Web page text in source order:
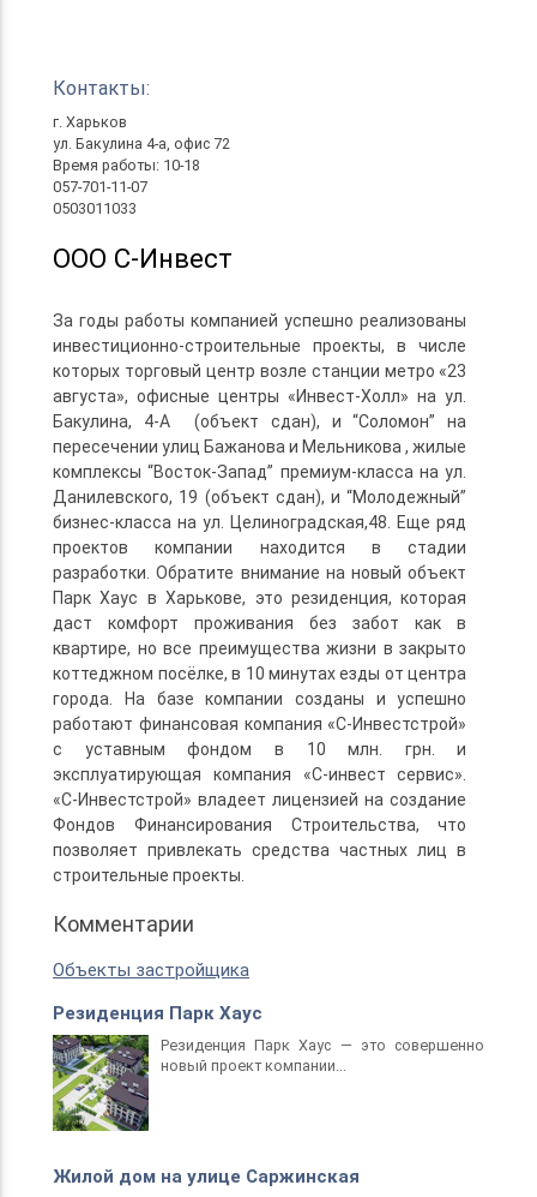
Контакты:
г. Харьков
ул. Бакулина 4-а, офис 72
Время работы: 10-18
057-701-11-07
0503011033
ООО С-Инвест
За годы работы компанией успешно реализованы
инвестиционно-строительные проекты, в числе
которых торговый центр возле станции метро «23
августа», офисные центры «Инвест-Холл» на ул.
Бакулина, 4-А (объект сдан), и “Соломон” на
пересечении улиц Бажанова и Мельникова , жилые
комплексы “Восток-Запад” премиум-класса на ул.
Данилевского, 19 (объект сдан), и “Молодежный”
бизнес-класса на ул. Целиноградская,48. Еще ряд
проектов компании находится в стадии
разработки. Обратите внимание на новый объект
Парк Хаус в Харькове, это резиденция, которая
даст комфорт проживания без забот как в
квартире, но все преимущества жизни в закрыто
коттеджном посёлке, в 10 минутах езды от центра
города. На базе компании созданы и успешно
работают финансовая компания «С-Инвестстрой»
с уставным фондом в 10 млн. грн. и
эксплуатирующая компания «С-инвест сервис».
«С-Инвестстрой» владеет лицензией на создание
Фондов Финансирования Строительства, что
позволяет привлекать средства частных лиц в
строительные проекты.
Комментарии
Объекты застройщика
Резиденция Парк Хаус
Резиденция Парк Хаус — это совершенно
новый проект компании...
Жилой дом на улице Саржинская